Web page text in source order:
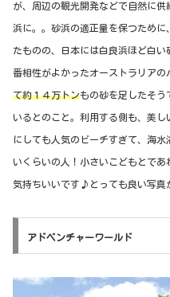
が、周辺の観光開発などで自然に
浜に。。砂浜の適正量を保つため
たものの、日本には白良浜ほど白
番相性がよかったオーストラリアの
て約１４万トンもの砂を足したそう
いるとのこと。利用する側も、美
にしても人気のビーチすぎて、海
いくらいの人！小さいこどもとで
気持ちいいです♪とっても良い写真
アドベンチャーワールド